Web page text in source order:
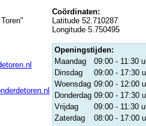
Coördinaten:
Latitude 52.710287
Longitude 5.750495
Openingstijden:
Maandag
09:00 - 11:30
Dinsdag
09:00 - 17:30
Woensdag 09:00 - 12:00
Donderdag 09:00 - 17:30
Vrijdag
09:00 - 11:30
Zaterdag
08:00 - 17:00